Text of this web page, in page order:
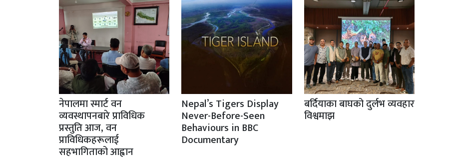
नेपालमा स्मार्ट वन
व्यवस्थापनबारे प्राविधिक
प्रस्तुति आज, वन
प्राविधिकहरूलाई
सहभागिताको आह्वान
Nepal’s Tigers Display
Never-Before-Seen
Behaviours in BBC
Documentary
बर्दियाका बाघको दुर्लभ व्यवहार
विश्वमाझ